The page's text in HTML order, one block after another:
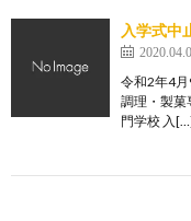
入学式中
令和2年4月
調理・製菓
門学校 入